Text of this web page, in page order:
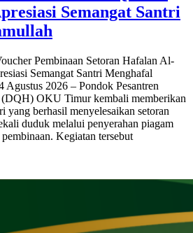
Hafalan Al-Qur’an
Semangat Santri
Pembinaan Setoran Hafalan Al-
Semangat Santri Menghafal
2026 – Pondok Pesantren
OKU Timur kembali memberikan
yang berhasil menyelesaikan setoran
duduk melalui penyerahan piagam
Kegiatan tersebut